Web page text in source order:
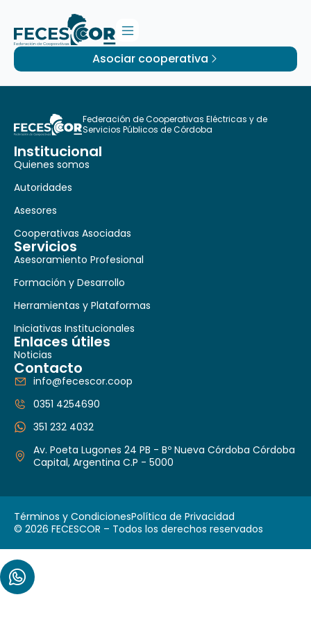
Asociar cooperativa
Federación de Cooperativas Eléctricas y de
Servicios Públicos de Córdoba
Institucional
Quienes somos
Autoridades
Asesores
Cooperativas Asociadas
Servicios
Asesoramiento Profesional
Formación y Desarrollo
Herramientas y Plataformas
Iniciativas Institucionales
Enlaces útiles
Noticias
Contacto
info@fecescor.coop
0351 4254690
351 232 4032
Av. Poeta Lugones 24 PB - Bº Nueva Córdoba Córdoba
Capital, Argentina C.P - 5000
© 2026 FECESCOR – Todos los derechos reservados
Términos y CondicionesPolítica de Privacidad